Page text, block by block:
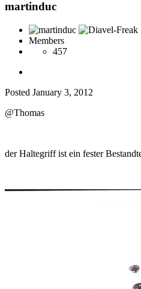
martinduc
Members
457
Posted January 3, 2012
@Thomas
der Haltegriff ist ein fester